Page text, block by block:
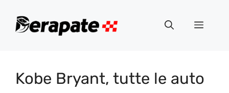
Menu
Kobe Bryant, tutte le auto